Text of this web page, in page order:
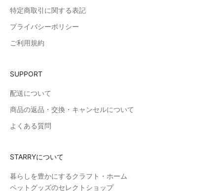
特定商取引に関する表記
プライバシーポリシー
ご利用規約
SUPPORT
配送について
商品の返品・交換・キャンセルについて
よくある質問
STARRYについて
暮らしを豊かにするクラフト・ホーム
ペットグッズのセレクトショップ